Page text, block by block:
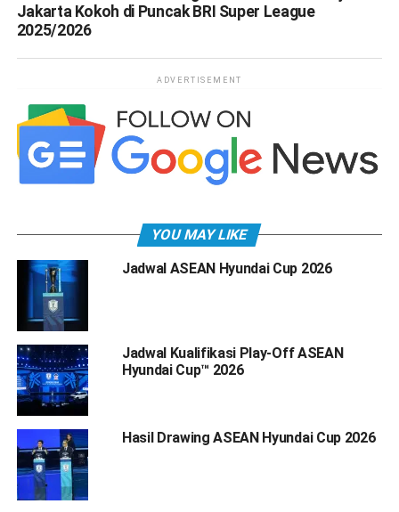
Jakarta Kokoh di Puncak BRI Super League
2025/2026
ADVERTISEMENT
YOU MAY LIKE
Jadwal ASEAN Hyundai Cup 2026
Jadwal Kualifikasi Play-Off ASEAN
Hyundai Cup™ 2026
Hasil Drawing ASEAN Hyundai Cup 2026